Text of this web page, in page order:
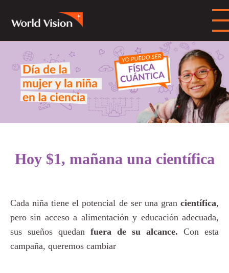
Hoy $1, mañana una científica
Cada niña tiene el potencial de ser una gran científica,
pero sin acceso a alimentación y educación adecuada,
sus sueños quedan fuera de su alcance. Con esta
campaña, queremos cambiar